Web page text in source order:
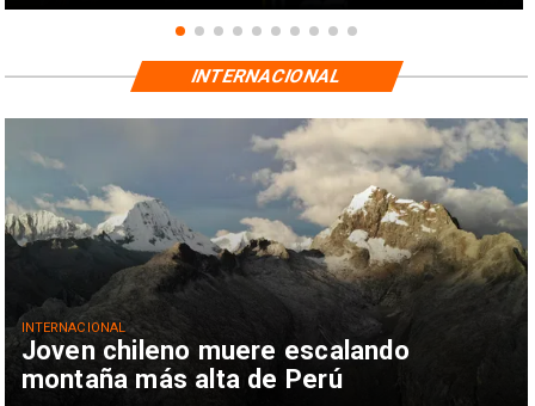
Joven chileno muere escalando
montaña más alta de Perú
INTERNACIONAL
INTERNACIONAL